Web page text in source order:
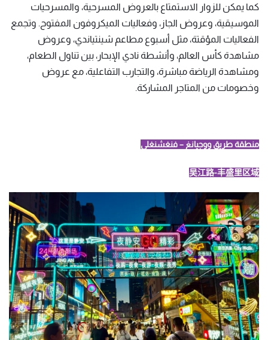
كما يمكن للزوار الاستمتاع بالعروض المسرحية، والمسرحيات
الموسيقية، وعروض الجاز، وفعاليات الميكروفون المفتوح. وتجمع
الفعاليات المؤقتة، مثل أسبوع مطاعم شينتياندي، وعروض
مشاهدة كأس العالم، وأنشطة نادي الإبحار، بين تناول الطعام،
ومشاهدة الرياضة مباشرة، والتجارب التفاعلية، مع عروض
وخصومات من المتاجر المشاركة.
منطقة طريق ووجيانغ – فنغشنغلي
吴江路-丰盛里区域